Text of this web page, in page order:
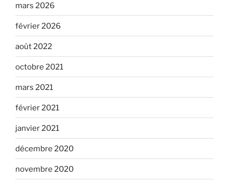
mars 2026
février 2026
août 2022
octobre 2021
mars 2021
février 2021
janvier 2021
décembre 2020
novembre 2020